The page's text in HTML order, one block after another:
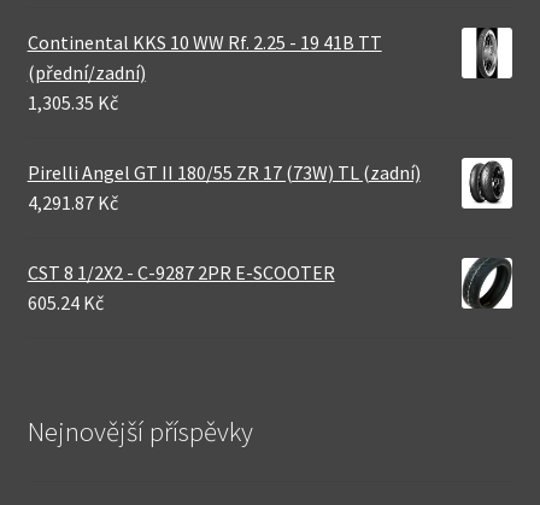
Continental KKS 10 WW Rf. 2.25 - 19 41B TT
(přední/zadní)
1,305.35 Kč
Pirelli Angel GT II 180/55 ZR 17 (73W) TL (zadní)
4,291.87 Kč
CST 8 1/2X2 - C-9287 2PR E-SCOOTER
605.24 Kč
Nejnovější příspěvky